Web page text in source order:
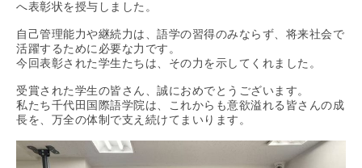
へ表彰状を授与しました。
自己管理能力や継続力は、語学の習得のみならず、将来社会で
活躍するために必要な力です。
今回表彰された学生たちは、その力を示してくれました。
受賞された学生の皆さん、誠におめでとうございます。
私たち千代田国際語学院は、これからも意欲溢れる皆さんの成
長を、万全の体制で支え続けてまいります。